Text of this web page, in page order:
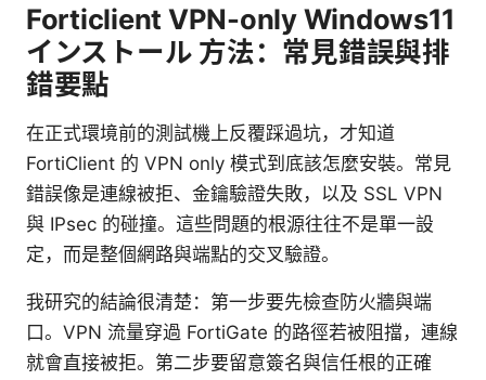
Forticlient VPN-only Windows11
インストール 方法：常見錯誤與排
錯要點
在正式環境前的測試機上反覆踩過坑，才知道
FortiClient 的 VPN only 模式到底該怎麼安裝。常見
錯誤像是連線被拒、金鑰驗證失敗，以及 SSL VPN
與 IPsec 的碰撞。這些問題的根源往往不是單一設
定，而是整個網路與端點的交叉驗證。
我研究的結論很清楚：第一步要先檢查防火牆與端
口。VPN 流量穿過 FortiGate 的路徑若被阻擋，連線
就會直接被拒。第二步要留意簽名與信任根的正確